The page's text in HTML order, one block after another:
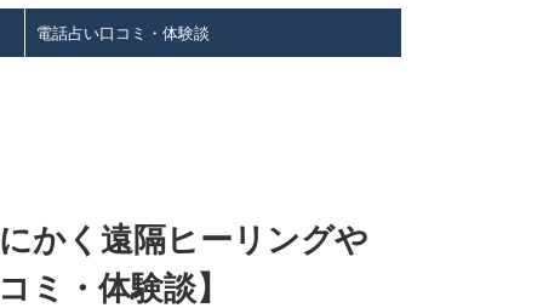
電話占い口コミ・体験談
かく遠隔ヒーリングや
ミ・体験談】